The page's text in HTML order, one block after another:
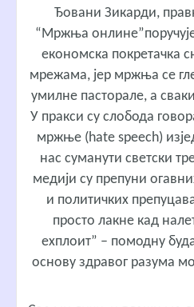
Ђовани Зикарди,
“Мржња
економска покретачка
мрежама, јер мржња се
умилне пасторале, а
У пракси су слобода
мржње (hate speech)
нас суманути светски
медији су препуни
и политичких
просто лакне кад
еxплоит” – помодну
основу здравог разума